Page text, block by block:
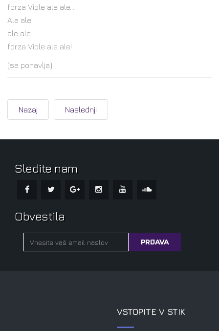
forza Viole ale ale...
Ale ale
ale ale
forza Viole ale ale!
(se ponavlja)
Nazaj Naslednji
Sledite nam
Obvestila
VSTOPITE V STIK